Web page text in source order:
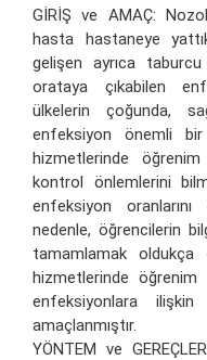
GİRİŞ ve AMAÇ:
hasta hastaneye
gelişen ayrıca
orataya çıkabilen
ülkelerin çoğunda,
enfeksiyon önemli bir
hizmetlerinde
kontrol önlemlerini
enfeksiyon
nedenle, öğrencilerin
tamamlamak oldukça
hizmetlerinde
enfeksiyonlara ilişkin
amaçlanmıştır.
YÖNTEM ve